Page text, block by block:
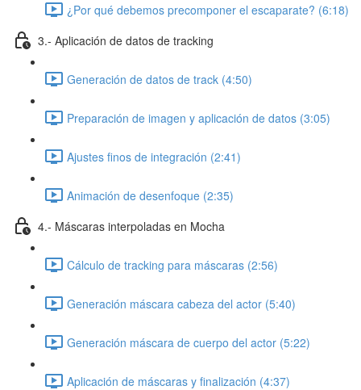
¿Por qué debemos precomponer el escaparate? (6:18)
3.- Aplicación de datos de tracking
Generación de datos de track (4:50)
Preparación de imagen y aplicación de datos (3:05)
Ajustes finos de integración (2:41)
Animación de desenfoque (2:35)
4.- Máscaras interpoladas en Mocha
Cálculo de tracking para máscaras (2:56)
Generación máscara cabeza del actor (5:40)
Generación máscara de cuerpo del actor (5:22)
Aplicación de máscaras y finalización (4:37)